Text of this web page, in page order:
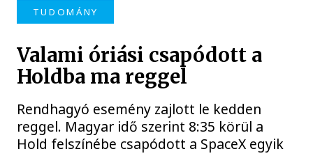
TUDOMÁNY
Valami óriási csapódott a
Holdba ma reggel
Rendhagyó esemény zajlott le kedden
reggel. Magyar idő szerint 8:35 körül a
Hold felszínébe csapódott a SpaceX egyik